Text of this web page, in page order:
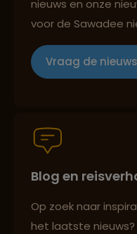
Groepsreizen
Best
nieuws en onze
voor de Sawadee
Vraag de
Blog en
Op zoek naar
het laatste nieuws?